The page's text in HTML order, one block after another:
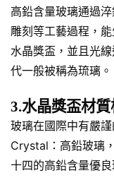
高鉛含量玻璃通過
雕刻等工藝過程，
水晶獎盃，並且光
代一般被稱為琉璃。
3.水晶獎盃材
玻璃在國際中有嚴
Crystal：高鉛玻璃
十四的高鉛含量優良